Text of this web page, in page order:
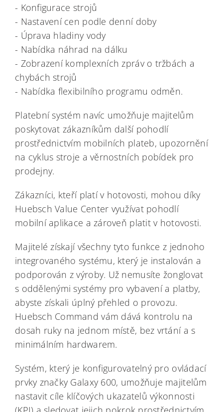
- Konfigurace strojů
- Nastavení cen podle denní doby
- Úprava hladiny vody
- Nabídka náhrad na dálku
- Zobrazení komplexních zpráv o tržbách a
chybách strojů
- Nabídka flexibilního programu odměn.
Platební systém navíc umožňuje majitelům
poskytovat zákazníkům další pohodlí
prostřednictvím mobilních plateb, upozornění
na cyklus stroje a věrnostních pobídek pro
prodejny.
Zákazníci, kteří platí v hotovosti, mohou díky
Huebsch Value Center využívat pohodlí
mobilní aplikace a zároveň platit v hotovosti.
Majitelé získají všechny tyto funkce z jednoho
integrovaného systému, který je instalován a
podporován z výroby. Už nemusíte žonglovat
s oddělenými systémy pro vybavení a platby,
abyste získali úplný přehled o provozu.
Huebsch Command vám dává kontrolu na
dosah ruky na jednom místě, bez vrtání a s
minimálním hardwarem.
Systém, který je konfigurovatelný pro ovládací
prvky značky Galaxy 600, umožňuje majitelům
nastavit cíle klíčových ukazatelů výkonnosti